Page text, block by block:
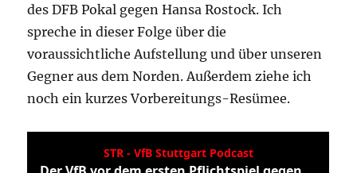
des DFB Pokal gegen Hansa Rostock. Ich
spreche in dieser Folge über die
voraussichtliche Aufstellung und über unseren
Gegner aus dem Norden. Außerdem ziehe ich
noch ein kurzes Vorbereitungs-Resümee.